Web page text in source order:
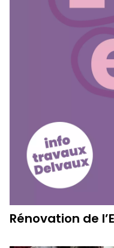
Rénovation de